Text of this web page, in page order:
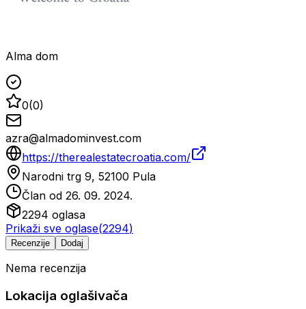
Alma dom
0(0)
azra@almadominvest.com
https://therealestatecroatia.com/
Narodni trg 9, 52100 Pula
Član od 26. 09. 2024.
2294 oglasa
Prikaži sve oglase(2294)
Recenzije Dodaj
Nema recenzija
Lokacija oglašivača